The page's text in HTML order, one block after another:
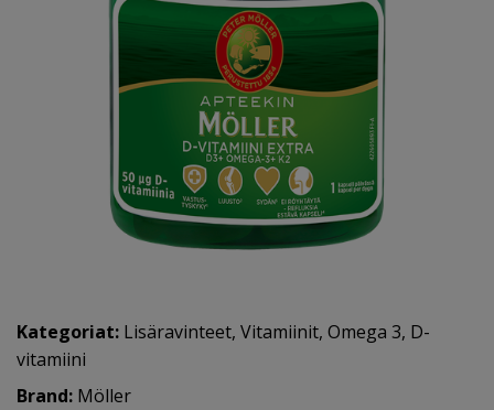
Kategoriat: Lisäravinteet, Vitamiinit, Omega 3, D-
vitamiini
Brand: Möller